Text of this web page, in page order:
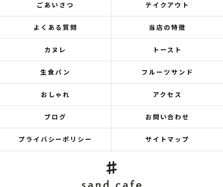
ごあいさつ テイクアウト
よくある質問 当店の特徴
カヌレ トースト
生食パン フルーツサンド
おしゃれ アクセス
ブログ お問い合わせ
プライバシーポリシー サイトマップ